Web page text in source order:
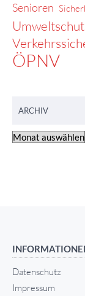
Senioren
ÖPNV
ARCHIV
Datenschutz
Impressum